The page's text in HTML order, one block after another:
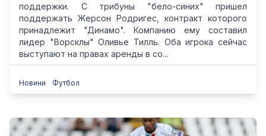
поддержки. С трибуны "бело-синих" пришел
поддержать Жерсон Родригес, контракт которого
принадлежит "Динамо". Компанию ему составил
лидер "Ворсклы" Оливье Тилль. Оба игрока сейчас
выступают на правах аренды в со...
Новини Футбол